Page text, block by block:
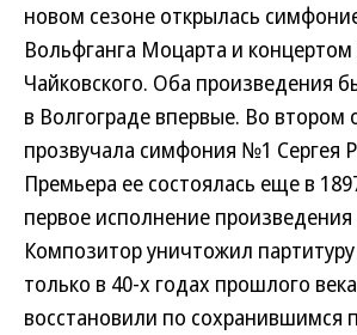
новом сезоне открылась
Вольфганга Моцарта и
Чайковского. Оба произведения
в Волгограде впервые. Во втором
прозвучала симфония №1 Сергея
Премьера ее состоялась еще в
первое исполнение
Композитор уничтожил
только в 40-х годах прошлого
восстановили по сохранившимся